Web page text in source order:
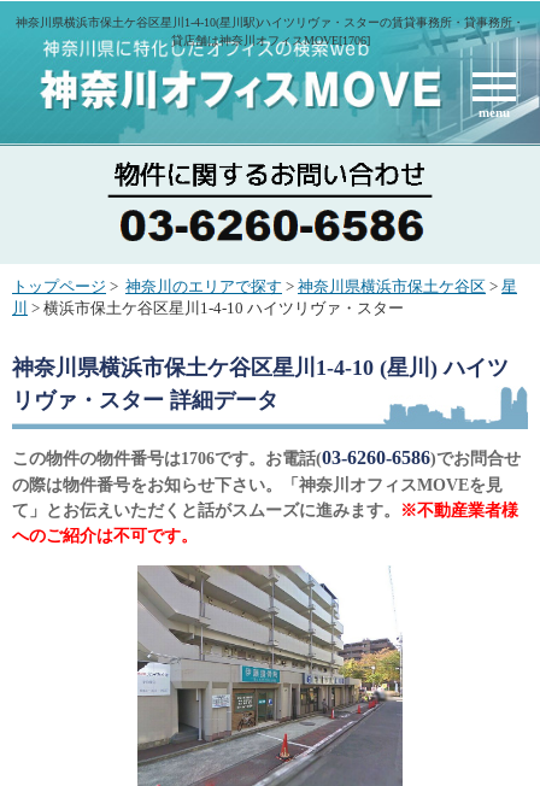
神奈川県横浜市保土ケ谷区星川1-4-10(星川駅)ハイツリヴァ・スターの賃貸事務所・貸事務所・
貸店舗は神奈川オフィスMOVE[1706]
menu
トップページ > 神奈川のエリアで探す > 神奈川県横浜市保土ケ谷区 > 星
川 > 横浜市保土ケ谷区星川1-4-10 ハイツリヴァ・スター
神奈川県横浜市保土ケ谷区星川1-4-10 (星川) ハイツ
リヴァ・スター 詳細データ
この物件の物件番号は1706です。お電話(03-6260-6586)でお問合せ
の際は物件番号をお知らせ下さい。「神奈川オフィスMOVEを見
て」とお伝えいただくと話がスムーズに進みます。
※不動産業者様
へのご紹介は不可です。